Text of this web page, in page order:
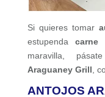
Si quieres tomar
estupenda carne
maravilla,
Araguaney Grill ,
ANTOJOS